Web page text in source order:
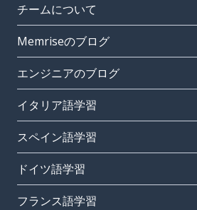
チームについて
Memriseのブログ
エンジニアのブログ
イタリア語学習
スペイン語学習
ドイツ語学習
フランス語学習